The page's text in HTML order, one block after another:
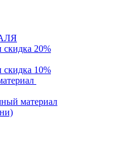
20%
10%
материал